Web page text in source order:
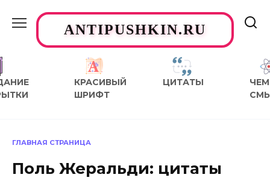
содержаниюANTIPUSHKIN.RU
КРАСИВЫЙ
ШРИФТ
ЦИТАТЫ
ЧЕМ
ГЛАВНАЯ СТРАНИЦА
Поль Жеральди: цитаты